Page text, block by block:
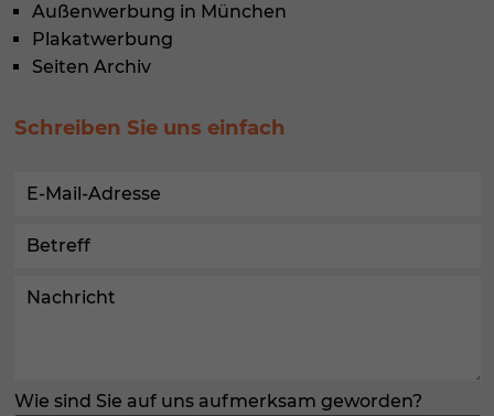
Außenwerbung in München
Plakatwerbung
Seiten Archiv
Schreiben Sie uns einfach
Wie sind Sie auf uns aufmerksam geworden?